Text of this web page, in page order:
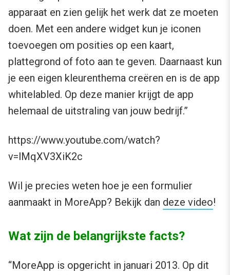
apparaat en zien gelijk het werk dat ze moeten
doen. Met een andere widget kun je iconen
toevoegen om posities op een kaart,
plattegrond of foto aan te geven. Daarnaast kun
je een eigen kleurenthema creëren en is de app
whitelabled. Op deze manier krijgt de app
helemaal de uitstraling van jouw bedrijf.”
https://www.youtube.com/watch?
v=lMqXV3XiK2c
Wil je precies weten hoe je een formulier
aanmaakt in MoreApp? Bekijk dan deze video!
Wat zijn de belangrijkste facts?
“MoreApp is opgericht in januari 2013. Op dit